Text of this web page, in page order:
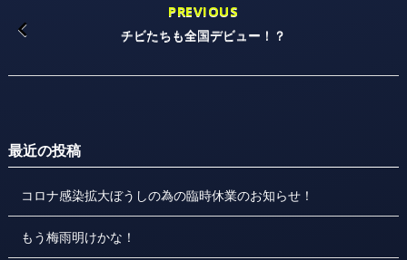
PREVIOUS
チビたちも全国デビュー！？
最近の投稿
コロナ感染拡大ぼうしの為の臨時休業のお知らせ！
もう梅雨明けかな！